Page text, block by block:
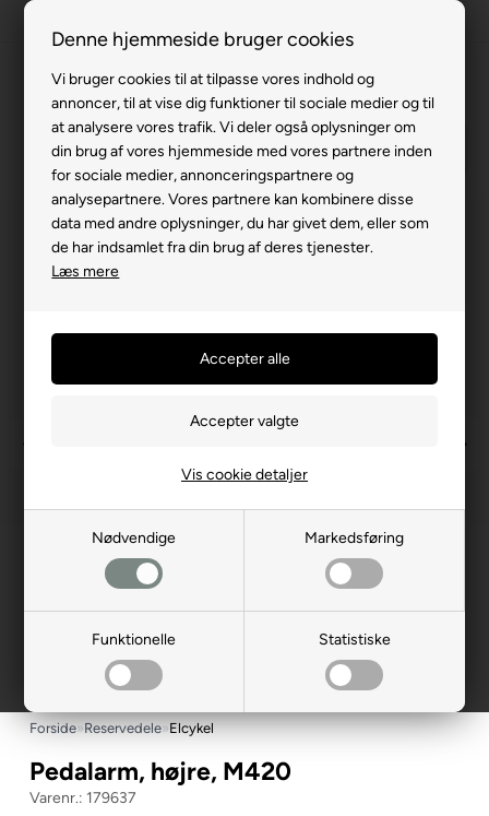
Denne hjemmeside bruger cookies
Vi bruger cookies til at tilpasse vores indhold og
annoncer, til at vise dig funktioner til sociale medier og til
at analysere vores trafik. Vi deler også oplysninger om
din brug af vores hjemmeside med vores partnere inden
for sociale medier, annonceringspartnere og
analysepartnere. Vores partnere kan kombinere disse
data med andre oplysninger, du har givet dem, eller som
de har indsamlet fra din brug af deres tjenester.
Læs mere
Nødvendige Markedsføring
Funktionelle Statistiske
Vis cookie detaljer
Forside»Reservedele»Elcykel
Pedalarm, højre, M420
179637